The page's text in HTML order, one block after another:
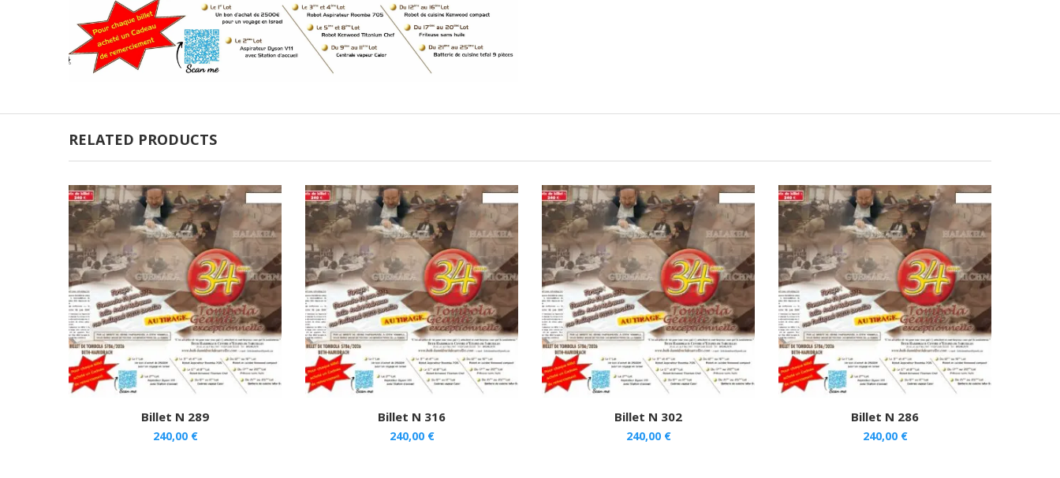
RELATED PRODUCTS
Billet N 289
240,00 €
Billet N 316
240,00 €
Billet N 302
240,00 €
Billet N 286
240,00 €